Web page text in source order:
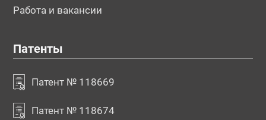
Работа и вакансии
Патенты
Патент № 118669
Патент № 118674